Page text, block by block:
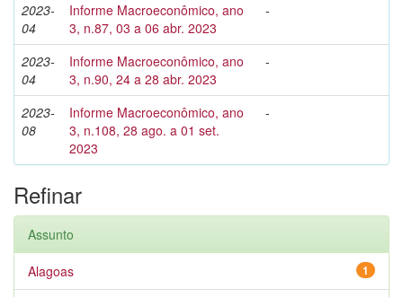
2023-
04
Informe Macroeconômico, ano
3, n.87, 03 a 06 abr. 2023
-
2023-
04
Informe Macroeconômico, ano
3, n.90, 24 a 28 abr. 2023
-
2023-
08
Informe Macroeconômico, ano
3, n.108, 28 ago. a 01 set.
2023
-
Refinar
Assunto
1
Alagoas